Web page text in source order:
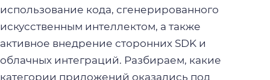
использование кода, сгенерированного
искусственным интеллектом, а также
активное внедрение сторонних SDK и
облачных интеграций. Разбираем, какие
категории приложений оказались под